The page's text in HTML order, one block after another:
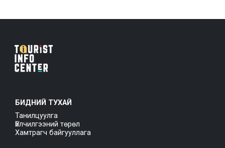
БИДНИЙ ТУХАЙ
Танилцуулга
Үйлчилгээний төрөл
Хамтрагч байгууллага